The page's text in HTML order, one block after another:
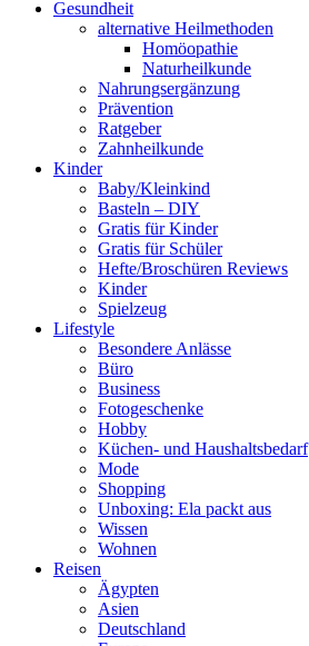
Gesundheit
alternative Heilmethoden
Homöopathie
Naturheilkunde
Nahrungsergänzung
Prävention
Ratgeber
Zahnheilkunde
Kinder
Baby/Kleinkind
Basteln – DIY
Gratis für Kinder
Gratis für Schüler
Hefte/Broschüren Reviews
Kinder
Spielzeug
Lifestyle
Besondere Anlässe
Büro
Business
Fotogeschenke
Hobby
Küchen- und Haushaltsbedarf
Mode
Shopping
Unboxing: Ela packt aus
Wissen
Wohnen
Reisen
Ägypten
Asien
Deutschland